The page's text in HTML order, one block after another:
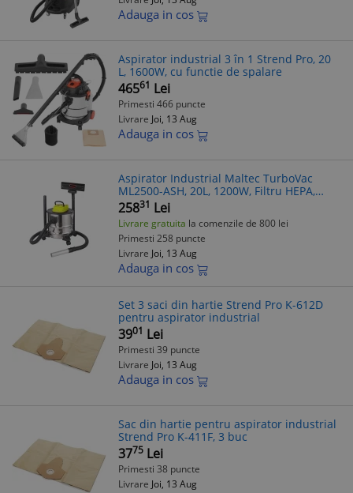
Adauga in cos
Aspirator industrial 3 în 1 Strend Pro, 20
L, 1600W, cu functie de spalare
46561 Lei
Primesti 466 puncte
Livrare Joi, 13 Aug
Adauga in cos
Aspirator Industrial Maltec TurboVac
ML2500-ASH, 20L, 1200W, Filtru HEPA,
Aspirare Cenusa, Rezervor Metalic
25831 Lei
Livrare gratuita la comenzile de 800 lei
Primesti 258 puncte
Livrare Joi, 13 Aug
Adauga in cos
Set 3 saci din hartie Strend Pro K-612D
pentru aspirator industrial
3901 Lei
Primesti 39 puncte
Livrare Joi, 13 Aug
Adauga in cos
Sac din hartie pentru aspirator industrial
Strend Pro K-411F, 3 buc
3775 Lei
Primesti 38 puncte
Livrare Joi, 13 Aug